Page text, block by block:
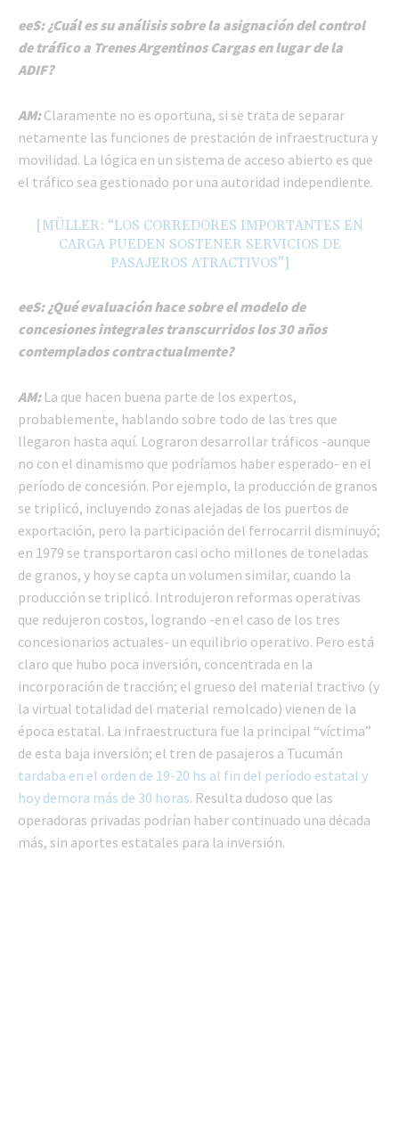
eeS: ¿Cuál es su análisis sobre la asignación del control
de tráfico a Trenes Argentinos Cargas en lugar de la
ADIF?
AM:Claramente no es oportuna, si se trata de separar
netamente las funciones de prestación de infraestructura y
movilidad. La lógica en un sistema de acceso abierto es que
el tráfico sea gestionado por una autoridad independiente.
[MÜLLER: “LOS CORREDORES IMPORTANTES EN
CARGA PUEDEN SOSTENER SERVICIOS DE
PASAJEROS ATRACTIVOS”]
eeS: ¿Qué evaluación hace sobre el modelo de
concesiones integrales transcurridos los 30 años
contemplados contractualmente?
AM:La que hacen buena parte de los expertos,
probablemente, hablando sobre todo de las tres que
llegaron hasta aquí. Lograron desarrollar tráficos -aunque
no con el dinamismo que podríamos haber esperado- en el
período de concesión. Por ejemplo, la producción de granos
se triplicó, incluyendo zonas alejadas de los puertos de
exportación, pero la participación del ferrocarril disminuyó;
en 1979 se transportaron casi ocho millones de toneladas
de granos, y hoy se capta un volumen similar, cuando la
producción se triplicó. Introdujeron reformas operativas
que redujeron costos, logrando -en el caso de los tres
concesionarios actuales- un equilibrio operativo. Pero está
claro que hubo poca inversión, concentrada en la
incorporación de tracción; el grueso del material tractivo (y
la virtual totalidad del material remolcado) vienen de la
época estatal. La infraestructura fue la principal “víctima”
de esta baja inversión; el tren de pasajeros a Tucumán
tardaba en el orden de 19-20 hs al fin del período estatal y
hoy demora más de 30 horas. Resulta dudoso que las
operadoras privadas podrían haber continuado una década
más, sin aportes estatales para la inversión.